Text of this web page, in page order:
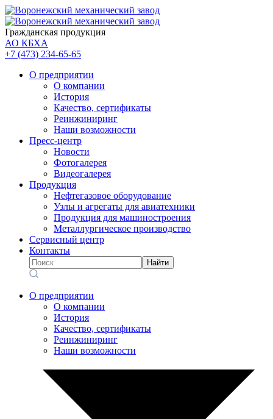
Гражданская продукция
АО КБХА
+7 (473) 234-65-65
О предприятии
О компании
История
Качество, сертификаты
Реинжиниринг
Наши возможности
Пресс-центр
Новости
Фотогалерея
Видеогалерея
Продукция
Нефтегазовое оборудование
Узлы и агрегаты для авиатехники
Продукция для машиностроения
Металлургическое производство
Сервисный центр
Контакты
Найти
О предприятии
О компании
История
Качество, сертификаты
Реинжиниринг
Наши возможности